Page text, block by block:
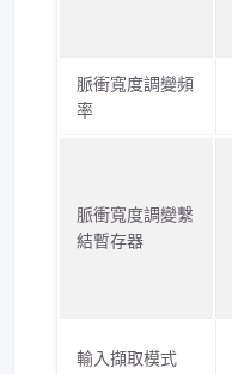
脈衝寬度調變頻
率
脈衝寬度調變繫
結暫存器
輸入擷取模式